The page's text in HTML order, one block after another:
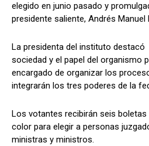
elegido en junio pasado y
presidente saliente, Andrés Manuel
La presidenta del instituto
sociedad y el papel del organismo
encargado de organizar los
integrarán los tres poderes de la
Los votantes recibirán seis
color para elegir a personas
ministras y ministros.